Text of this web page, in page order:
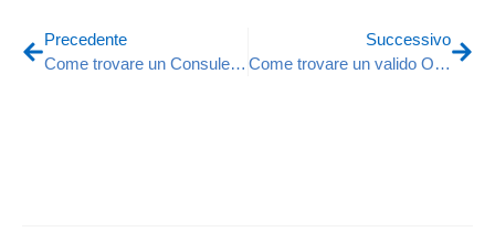
Precedente
Come trovare un Consulente Applicativo Software Gestionale
Successivo
Come trovare un valido Operation Planning Manager